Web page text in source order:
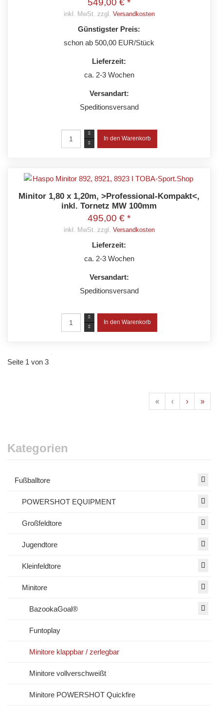
inkl. MwSt. zzgl. Versandkosten
Günstigster Preis:
schon ab 500,00 EUR/Stück
Lieferzeit:
ca. 2-3 Wochen
Versandart:
Speditionsversand
Minitor 1,80 x 1,20m, >Professional-Kompakt<,
inkl. Tornetz MW 100mm
495,00 € *
inkl. MwSt. zzgl. Versandkosten
Lieferzeit:
ca. 2-3 Wochen
Versandart:
Speditionsversand
Seite 1 von 3
« ‹ › »
Kategorien
Fußballtore
POWERSHOT EQUIPMENT
Großfeldtore
Jugendtore
Kleinfeldtore
Minitore
BazookaGoal®
Funtoplay
Minitore klappbar / zerlegbar
Minitore vollverschweißt
Minitore POWERSHOT Quickfire